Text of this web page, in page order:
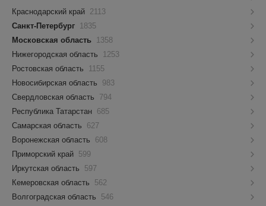
Краснодарский край 2113
Санкт-Петербург 1835
Московская область 1358
Нижегородская область
1253
Ростовская область
1155
Новосибирская область
983
Свердловская область
794
Республика Татарстан 685
Самарская область
627
Воронежская область
608
Приморский край 599
Иркутская область
597
Кемеровская область
562
Волгоградская область
546